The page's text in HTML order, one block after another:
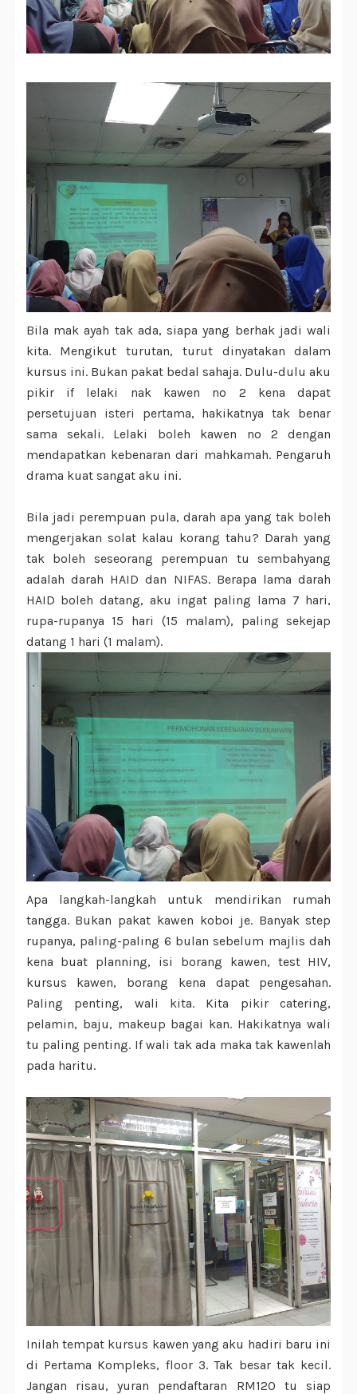
Bila mak ayah tak ada, siapa yang berhak jadi wali
kita. Mengikut turutan, turut dinyatakan dalam
kursus ini. Bukan pakat bedal sahaja. Dulu-dulu aku
pikir if lelaki nak kawen no 2 kena dapat
persetujuan isteri pertama, hakikatnya tak benar
sama sekali. Lelaki boleh kawen no 2 dengan
mendapatkan kebenaran dari mahkamah. Pengaruh
drama kuat sangat aku ini.
Bila jadi perempuan pula, darah apa yang tak boleh
mengerjakan solat kalau korang tahu? Darah yang
tak boleh seseorang perempuan tu sembahyang
adalah darah HAID dan NIFAS. Berapa lama darah
HAID boleh datang, aku ingat paling lama 7 hari,
rupa-rupanya 15 hari (15 malam), paling sekejap
datang 1 hari (1 malam).
Apa langkah-langkah untuk mendirikan rumah
tangga. Bukan pakat kawen koboi je. Banyak step
rupanya, paling-paling 6 bulan sebelum majlis dah
kena buat planning, isi borang kawen, test HIV,
kursus kawen, borang kena dapat pengesahan.
Paling penting, wali kita. Kita pikir catering,
pelamin, baju, makeup bagai kan. Hakikatnya wali
tu paling penting. If wali tak ada maka tak kawenlah
pada haritu.
Inilah tempat kursus kawen yang aku hadiri baru ini
di Pertama Kompleks, floor 3. Tak besar tak kecil.
Jangan risau, yuran pendaftaran RM120 tu siap